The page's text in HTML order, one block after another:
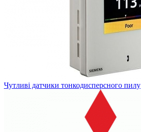
Чутливі датчики тонкодисперсного пилу